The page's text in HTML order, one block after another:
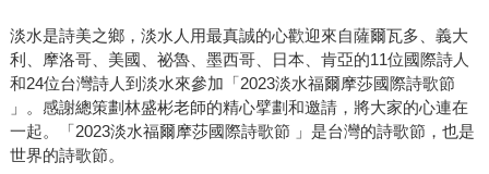
淡水是詩美之鄉，淡水人用最真誠的心歡迎來自薩爾瓦多、義大
利、摩洛哥、美國、祕魯、墨西哥、日本、肯亞的11位國際詩人
和24位台灣詩人到淡水來參加「2023淡水福爾摩莎國際詩歌節
」。感謝總策劃林盛彬老師的精心擘劃和邀請，將大家的心連在
一起。「2023淡水福爾摩莎國際詩歌節 」是台灣的詩歌節，也是
世界的詩歌節。